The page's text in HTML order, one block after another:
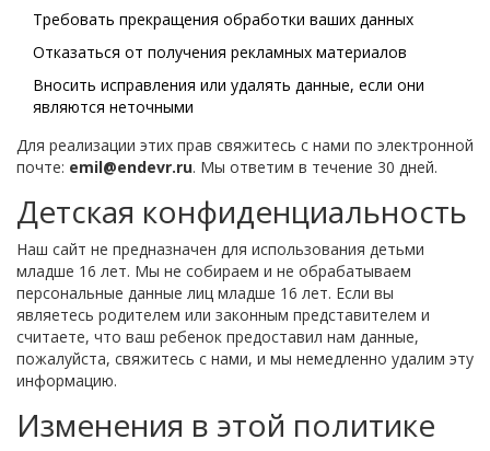
Требовать прекращения обработки ваших данных
Отказаться от получения рекламных материалов
Вносить исправления или удалять данные, если они
являются неточными
Для реализации этих прав свяжитесь с нами по электронной
почте: emil@endevr.ru. Мы ответим в течение 30 дней.
Детская конфиденциальность
Наш сайт не предназначен для использования детьми
младше 16 лет. Мы не собираем и не обрабатываем
персональные данные лиц младше 16 лет. Если вы
являетесь родителем или законным представителем и
считаете, что ваш ребенок предоставил нам данные,
пожалуйста, свяжитесь с нами, и мы немедленно удалим эту
информацию.
Изменения в этой политике